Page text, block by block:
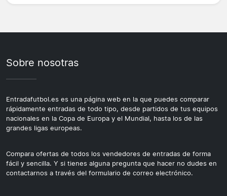
Sobre nosotras
Entradafutbol.es es una página web en la que puedes comparar
rápidamente entradas de todo tipo, desde partidos de tus equipos
nacionales en la Copa de Europa y el Mundial, hasta los de las
grandes ligas europeas.
Compara ofertas de todos los vendedores de entradas de forma
fácil y sencilla. Y si tienes alguna pregunta que hacer no dudes en
contactarnos a través del formulario de correo electrónico.